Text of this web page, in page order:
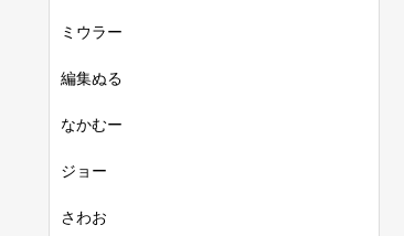
ミウラー
編集ぬる
なかむー
ジョー
さわお